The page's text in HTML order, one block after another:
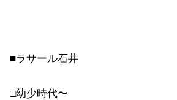
■ラサール石井
□幼少時代〜